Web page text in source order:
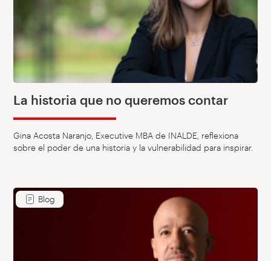
La historia que no queremos contar
Gina Acosta Naranjo, Executive MBA de INALDE, reflexiona
sobre el poder de una historia y la vulnerabilidad para inspirar.
Blog